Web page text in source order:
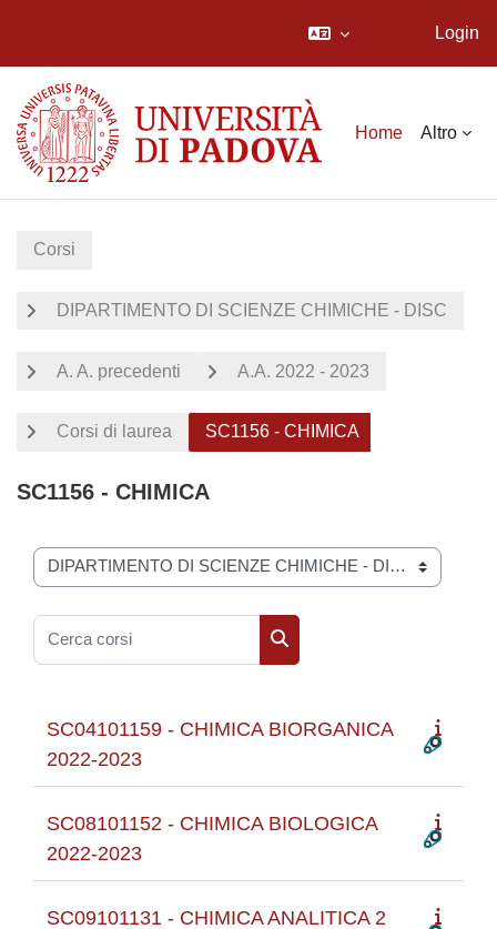
Login
Home Altro
Corsi
DIPARTIMENTO DI SCIENZE CHIMICHE - DISC
A. A. precedenti A.A. 2022 - 2023
Corsi di laurea SC1156 - CHIMICA
SC1156 - CHIMICA
Categorie di corso
Cerca corsi
Cerca corsi
SC04101159 - CHIMICA BIORGANICA
2022-2023
SC08101152 - CHIMICA BIOLOGICA
2022-2023
SC09101131 - CHIMICA ANALITICA 2